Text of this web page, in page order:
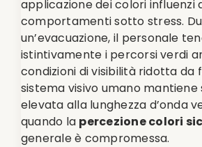
applicazione dei colori
comportamenti sotto stress.
un’evacuazione, il personale
istintivamente i percorsi verdi
condizioni di visibilità ridotta da
sistema visivo umano mantiene
elevata alla lunghezza d’onda
quando la percezione colori
generale è compromessa.